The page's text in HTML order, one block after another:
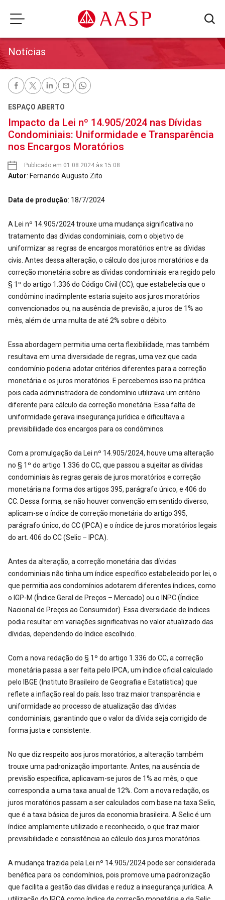
Notícias
ESPAÇO ABERTO
Impacto da Lei nº 14.905/2024 nas Dívidas
Condominiais: Uniformidade e Transparência
nos Encargos Moratórios
Publicado em 01.08.2024 às 15:08
Autor: Fernando Augusto Zito
Data de produção: 18/7/2024
A Lei nº 14.905/2024 trouxe uma mudança significativa no
tratamento das dívidas condominiais, com o objetivo de
uniformizar as regras de encargos moratórios entre as dívidas
civis. Antes dessa alteração, o cálculo dos juros moratórios e da
correção monetária sobre as dívidas condominiais era regido pelo
§ 1º do artigo 1.336 do Código Civil (CC), que estabelecia que o
condômino inadimplente estaria sujeito aos juros moratórios
convencionados ou, na ausência de previsão, a juros de 1% ao
mês, além de uma multa de até 2% sobre o débito.
Essa abordagem permitia uma certa flexibilidade, mas também
resultava em uma diversidade de regras, uma vez que cada
condomínio poderia adotar critérios diferentes para a correção
monetária e os juros moratórios. E percebemos isso na prática
pois cada administradora de condomínio utilizava um critério
diferente para cálculo da correção monetária. Essa falta de
uniformidade gerava insegurança jurídica e dificultava a
previsibilidade dos encargos para os condôminos.
Com a promulgação da Lei nº 14.905/2024, houve uma alteração
no § 1º do artigo 1.336 do CC, que passou a sujeitar as dívidas
condominiais às regras gerais de juros moratórios e correção
monetária na forma dos artigos 395, parágrafo único, e 406 do
CC. Dessa forma, se não houver convenção em sentido diverso,
aplicam-se o índice de correção monetária do artigo 395,
parágrafo único, do CC (IPCA) e o índice de juros moratórios legais
do art. 406 do CC (Selic – IPCA).
Antes da alteração, a correção monetária das dívidas
condominiais não tinha um índice específico estabelecido por lei, o
que permitia aos condomínios adotarem diferentes índices, como
o IGP-M (Índice Geral de Preços – Mercado) ou o INPC (Índice
Nacional de Preços ao Consumidor). Essa diversidade de índices
podia resultar em variações significativas no valor atualizado das
dívidas, dependendo do índice escolhido.
Com a nova redação do § 1º do artigo 1.336 do CC, a correção
monetária passa a ser feita pelo IPCA, um índice oficial calculado
pelo IBGE (Instituto Brasileiro de Geografia e Estatística) que
reflete a inflação real do país. Isso traz maior transparência e
uniformidade ao processo de atualização das dívidas
condominiais, garantindo que o valor da dívida seja corrigido de
forma justa e consistente.
No que diz respeito aos juros moratórios, a alteração também
trouxe uma padronização importante. Antes, na ausência de
previsão específica, aplicavam-se juros de 1% ao mês, o que
correspondia a uma taxa anual de 12%. Com a nova redação, os
juros moratórios passam a ser calculados com base na taxa Selic,
que é a taxa básica de juros da economia brasileira. A Selic é um
índice amplamente utilizado e reconhecido, o que traz maior
previsibilidade e consistência ao cálculo dos juros moratórios.
A mudança trazida pela Lei nº 14.905/2024 pode ser considerada
benéfica para os condomínios, pois promove uma padronização
que facilita a gestão das dívidas e reduz a insegurança jurídica. A